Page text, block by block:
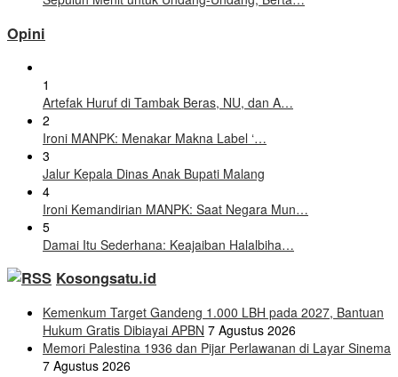
Opini
1
Artefak Huruf di Tambak Beras, NU, dan A…
2
Ironi MANPK: Menakar Makna Label ‘…
3
Jalur Kepala Dinas Anak Bupati Malang
4
Ironi Kemandirian MANPK: Saat Negara Mun…
5
Damai Itu Sederhana: Keajaiban Halalbiha…
Kosongsatu.id
Kemenkum Target Gandeng 1.000 LBH pada 2027, Bantuan
Hukum Gratis Dibiayai APBN 7 Agustus 2026
Memori Palestina 1936 dan Pijar Perlawanan di Layar Sinema
7 Agustus 2026